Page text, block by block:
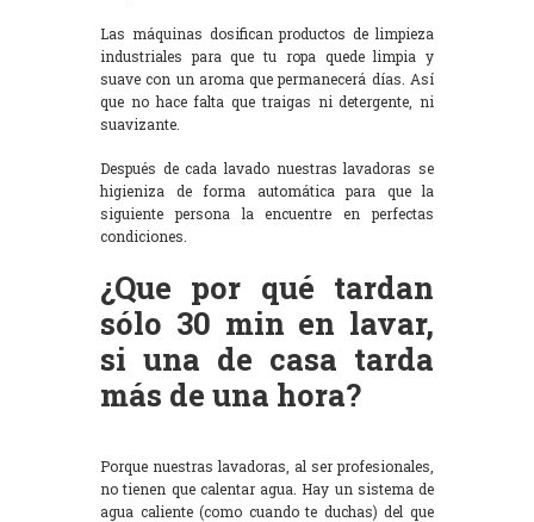
Las máquinas dosifican productos de limpieza
industriales para que tu ropa quede limpia y
suave con un aroma que permanecerá días. Así
que no hace falta que traigas ni detergente, ni
suavizante.
Después de cada lavado nuestras lavadoras se
higieniza de forma automática para que la
siguiente persona la encuentre en perfectas
condiciones.
¿Que por qué tardan
sólo 30 min en lavar,
si una de casa tarda
más de una hora?
Porque nuestras lavadoras, al ser profesionales,
no tienen que calentar agua. Hay un sistema de
agua caliente (como cuando te duchas) del que